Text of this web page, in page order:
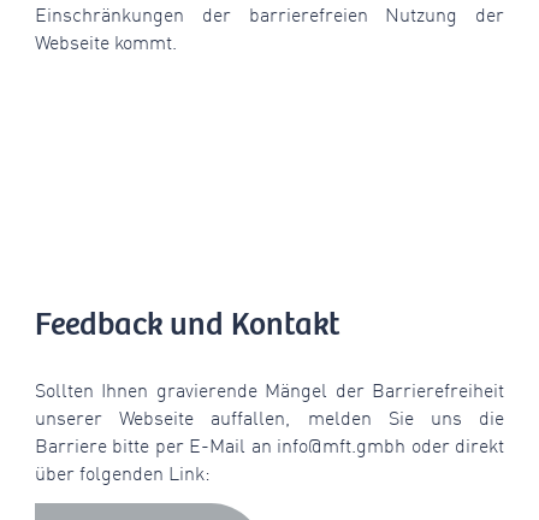
Einschränkungen der barrierefreien Nutzung der
Webseite kommt.
Feedback und Kontakt
Sollten Ihnen gravierende Mängel der Barrierefreiheit
unserer Webseite auffallen, melden Sie uns die
Barriere bitte per E-Mail an info@mft.gmbh oder direkt
über folgenden Link: